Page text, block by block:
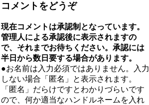
コメントをどうぞ
現在コメントは承認制となっています。
管理人による承認後に表示されますの
で、それまでお待ちください。承認には
半日から数日要する場合があります。
●お名前は入力必須ではありません。入力
しない場合「匿名」と表示されます。
「匿名」だらけですとわかりづらいです
ので、何か適当なハンドルネームを入れ